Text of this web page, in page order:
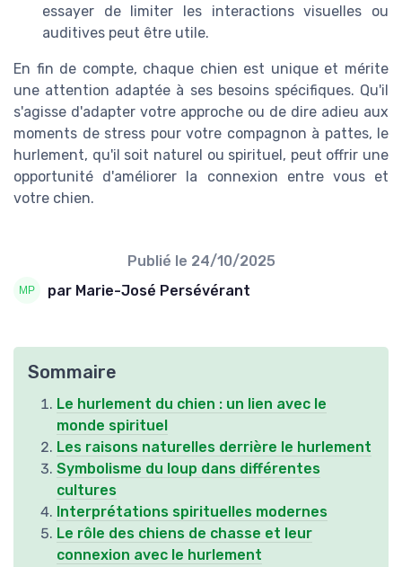
essayer de limiter les interactions visuelles ou
auditives peut être utile.
En fin de compte, chaque chien est unique et mérite
une attention adaptée à ses besoins spécifiques. Qu'il
s'agisse d'adapter votre approche ou de dire adieu aux
moments de stress pour votre compagnon à pattes, le
hurlement, qu'il soit naturel ou spirituel, peut offrir une
opportunité d'améliorer la connexion entre vous et
votre chien.
Publié le 24/10/2025
par Marie-José Persévérant
Sommaire
Le hurlement du chien : un lien avec le
monde spirituel
Les raisons naturelles derrière le hurlement
Symbolisme du loup dans différentes
cultures
Interprétations spirituelles modernes
Le rôle des chiens de chasse et leur
connexion avec le hurlement